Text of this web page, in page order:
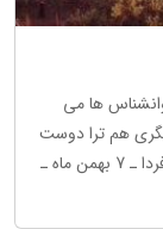
ها می
هم ترا دوست
نخواهد داشت و این حکایت ماست با تئاتر شهر که فردا ـ 7 بهمن ماه ـ